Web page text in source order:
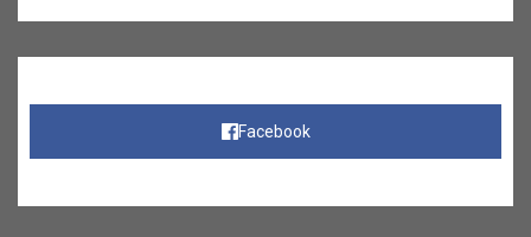
Facebook